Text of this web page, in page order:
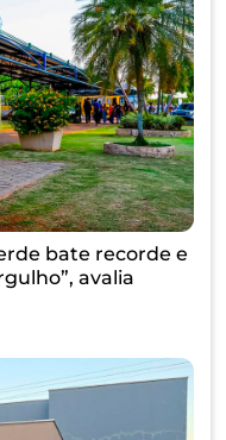
bate recorde e
avalia